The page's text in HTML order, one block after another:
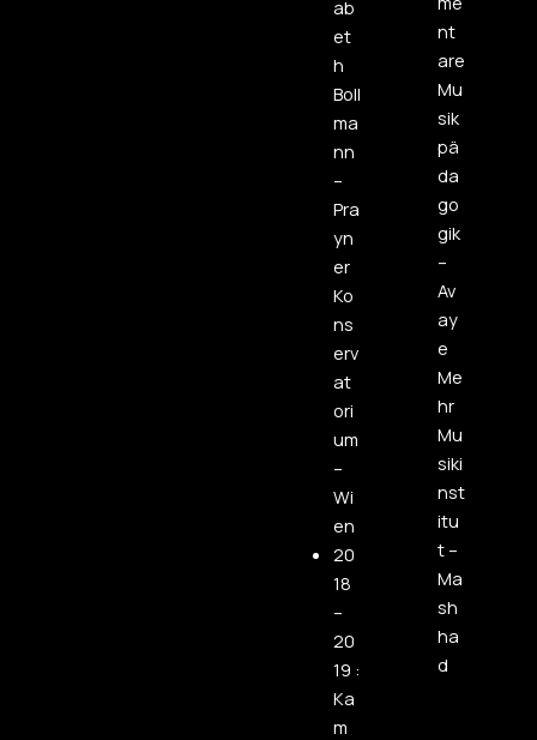
ab
et
h
Boll
ma
nn
–
Pra
yn
er
Ko
ns
erv
at
ori
um
–
Wi
en
20
18
–
20
19 :
Ka
m
nt
are
Mu
sik
pä
da
go
gik
–
Av
ay
e
Me
hr
Mu
siki
nst
itu
t –
Ma
sh
ha
d